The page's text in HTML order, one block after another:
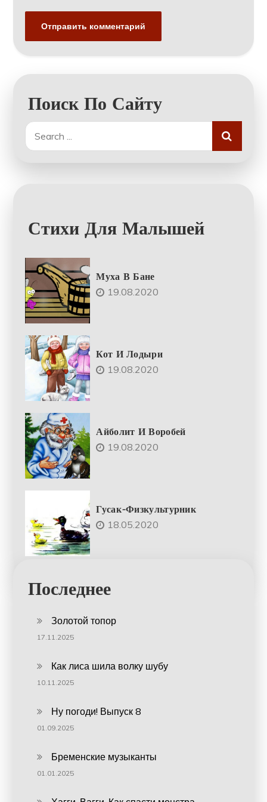
Поиск По Сайту
Search
for:
Стихи Для Малышей
Муха В Бане
19.08.2020
Кот И Лодыри
19.08.2020
Айболит И Воробей
19.08.2020
Гусак-Физкультурник
18.05.2020
Последнее
Золотой топор
17.11.2025
Как лиса шила волку шубу
10.11.2025
Ну погоди! Выпуск 8
01.09.2025
Бременские музыканты
01.01.2025